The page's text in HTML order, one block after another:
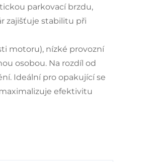
parkovací brzdu,
zajišťuje stabilitu při
motoru), nízké provozní
osobou. Na rozdíl od
Ideální pro opakující se
efektivitu